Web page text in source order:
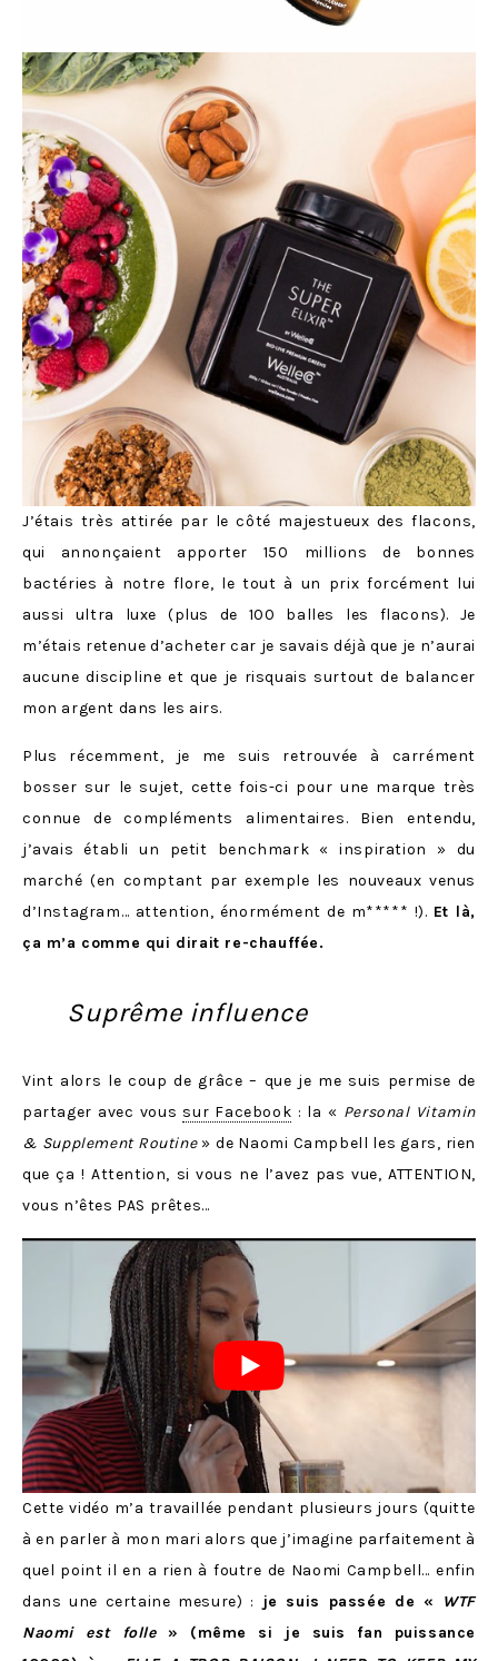
J’étais très attirée par le côté majestueux des flacons,
qui annonçaient apporter 150 millions de bonnes
bactéries à notre flore, le tout à un prix forcément lui
aussi ultra luxe (plus de 100 balles les flacons). Je
m’étais retenue d’acheter car je savais déjà que je n’aurai
aucune discipline et que je risquais surtout de balancer
mon argent dans les airs.
Plus récemment, je me suis retrouvée à carrément
bosser sur le sujet, cette fois-ci pour une marque très
connue de compléments alimentaires. Bien entendu,
j’avais établi un petit benchmark « inspiration » du
marché (en comptant par exemple les nouveaux venus
d’Instagram… attention, énormément de m***** !). Et là,
ça m’a comme qui dirait re-chauffée.
Suprême influence
Vint alors le coup de grâce – que je me suis permise de
partager avec vous sur Facebook : la « Personal Vitamin
& Supplement Routine» de Naomi Campbell les gars, rien
que ça ! Attention, si vous ne l’avez pas vue, ATTENTION,
vous n’êtes PAS prêtes…
Cette vidéo m’a travaillée pendant plusieurs jours (quitte
à en parler à mon mari alors que j’imagine parfaitement à
quel point il en a rien à foutre de Naomi Campbell… enfin
dans une certaine mesure) :
je suis passée de «
WTF
Naomi est folle» (même si je suis fan puissance